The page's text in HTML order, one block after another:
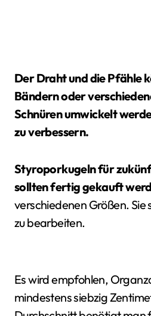
Der Draht und die Pfähle
Bändern oder
Schnüren umwickelt
zu verbessern.
Styroporkugeln für
sollten fertig gekauft
verschiedenen Größen.
zu bearbeiten.
Es wird empfohlen,
mindestens siebzig